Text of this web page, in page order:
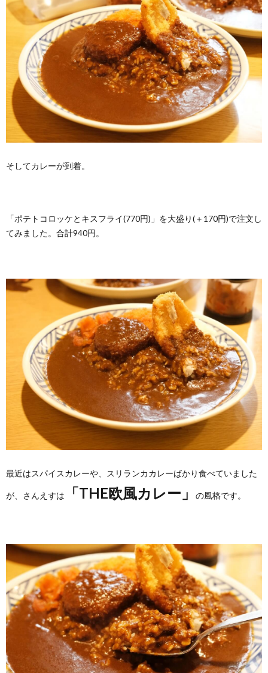
そしてカレーが到着。
「ポテトコロッケとキスフライ(770円)」を大盛り(＋170円)で注文し
てみました。合計940円。
最近はスパイスカレーや、スリランカカレーばかり食べていました
が、さんえすは 「THE欧風カレー」 の風格です。